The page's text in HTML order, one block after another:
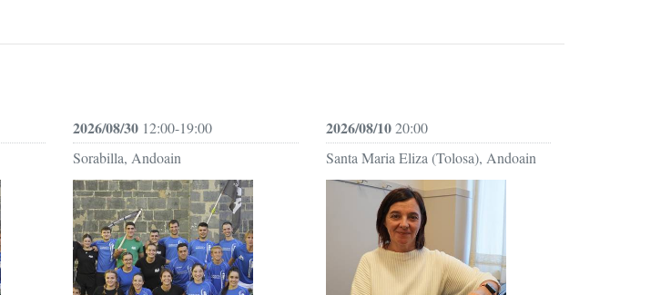
2026/08/30 12:00-19:00
Sorabilla, Andoain
2026/08/1020:00
Santa Maria Eliza (Tolosa), Andoain